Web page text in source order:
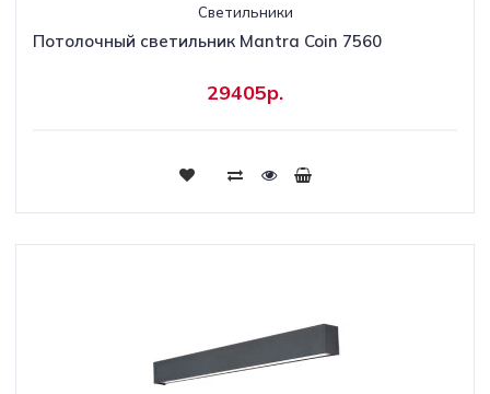
Светильники
Потолочный светильник Mantra Coin 7560
29405р.